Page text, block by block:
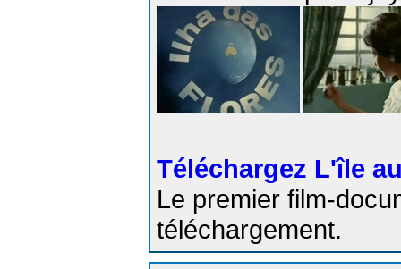
Téléchargez L'île
Le premier film-
téléchargement.